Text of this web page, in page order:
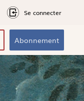
Se connecter
Abonnement